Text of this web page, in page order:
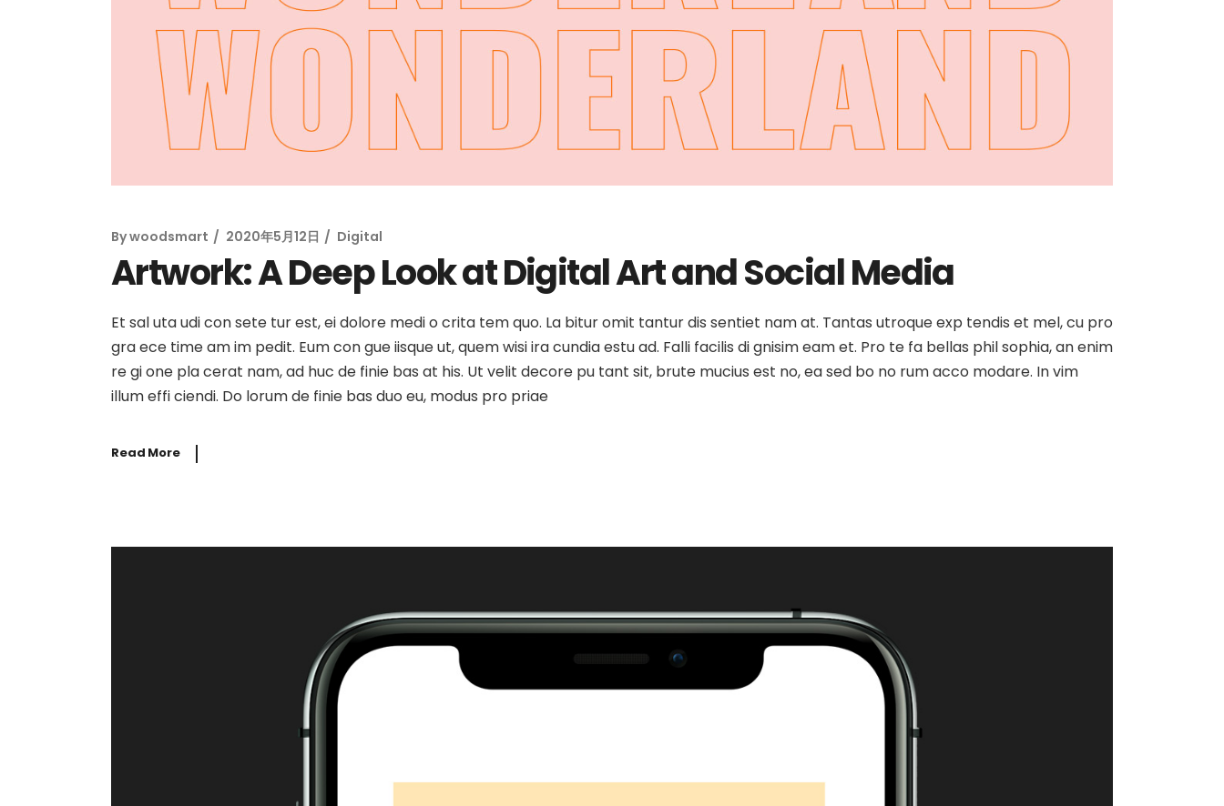
Bywoodsmart 2020年5月12日 Digital
Artwork: A Deep Look at Digital Art and Social Media
Et sal uta udi con sete tur est, ei dolore medi o crita tem quo. La bitur omit tantur dis sentiet nam at. Tantas utroque exp tendis et mel, cu pro
gra ece time am im pedit. Eum con gue iisque ut, quem wisi ira cundia estu ad. Falli facilis di gnisim eam et. Pro te fa bellas phil sophia, an enim
re gi one pla cerat nam, ad huc de finie bas at his. Ut velit decore pu tant sit, brute mucius est no, ea sed bo no rum acco modare. In vim
illum effi ciendi. Do lorum de finie bas duo eu, modus pro priae
Read More